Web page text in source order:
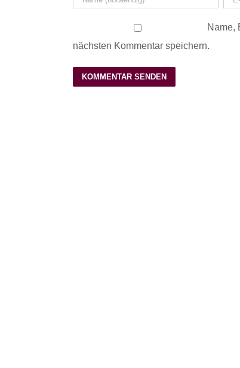
Name,
nächsten Kommentar speichern.